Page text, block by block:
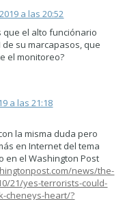
a las 20:52
que el alto funciónario
de su marcapasos, que
el monitoreo?
a las 21:18
la misma duda pero
en Internet del tema
en el Washington Post
news/the-
21/yes-terrorists-could-
cheneys-heart/?